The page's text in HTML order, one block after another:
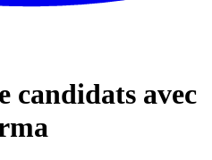
candidats avec